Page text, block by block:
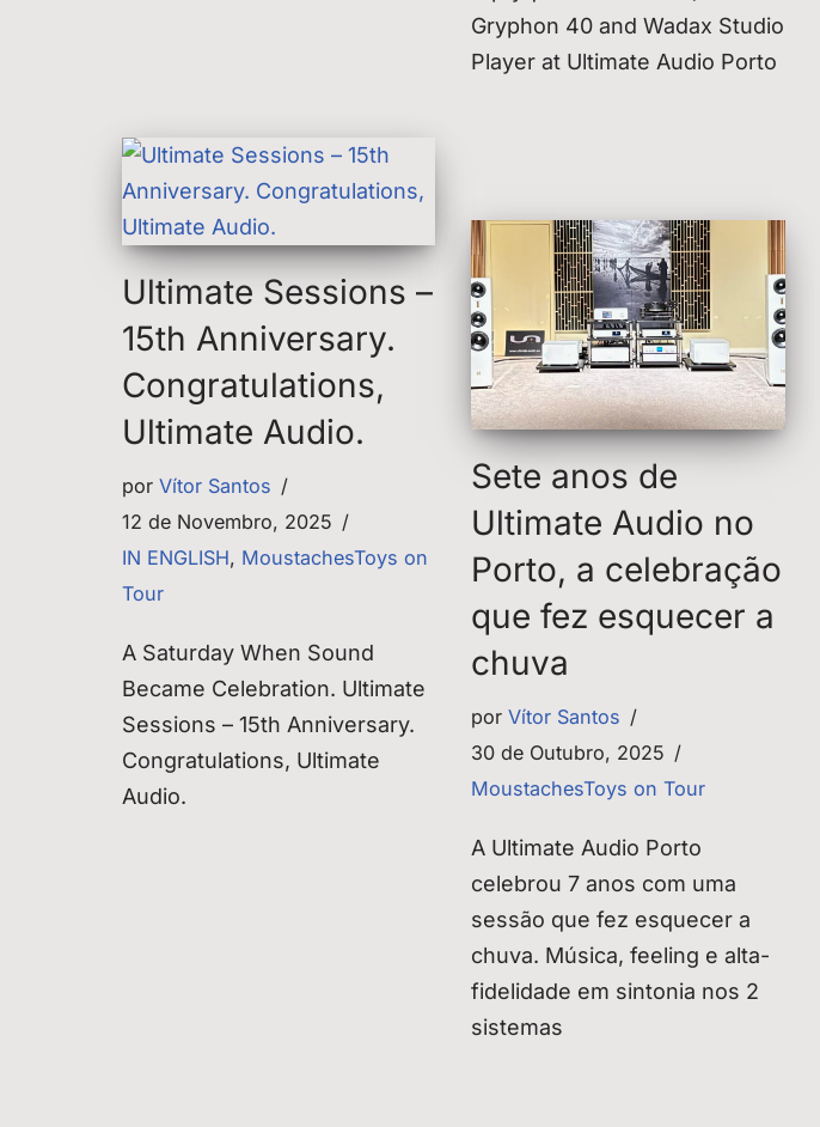
Gryphon 40 and Wadax Studio
Player at Ultimate Audio Porto
Ultimate Sessions –
15th Anniversary.
Congratulations,
Ultimate Audio.
por Vítor Santos
12 de Novembro, 2025
IN ENGLISH, MoustachesToys on
Tour
A Saturday When Sound
Became Celebration. Ultimate
Sessions – 15th Anniversary.
Congratulations, Ultimate
Audio.
Sete anos de
Ultimate Audio no
Porto, a celebração
que fez esquecer a
chuva
porVítor Santos
30 de Outubro, 2025
MoustachesToys on Tour
A Ultimate Audio Porto
celebrou 7 anos com uma
sessão que fez esquecer a
chuva. Música, feeling e alta-
fidelidade em sintonia nos 2
sistemas